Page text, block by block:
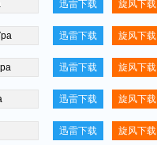
迅雷下载 旋风下载
迅雷下载 旋风下载
迅雷下载 旋风下载
迅雷下载 旋风下载
迅雷下载 旋风下载